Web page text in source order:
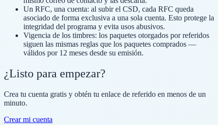
Un RFC, una cuenta: al subir el CSD, cada RFC queda
asociado de forma exclusiva a una sola cuenta. Esto protege la
integridad del programa y evita usos abusivos.
Vigencia de los timbres: los paquetes otorgados por referidos
siguen las mismas reglas que los paquetes comprados —
válidos por 12 meses desde su emisión.
¿Listo para empezar?
Crea tu cuenta gratis y obtén tu enlace de referido en menos de un
minuto.
Crear mi cuenta